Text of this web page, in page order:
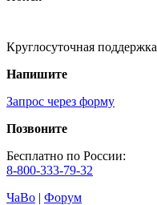
Круглосуточная поддержка
Напишите
Запрос через форму
Позвоните
Бесплатно по России:
8-800-333-79-32
ЧаВо | Форум